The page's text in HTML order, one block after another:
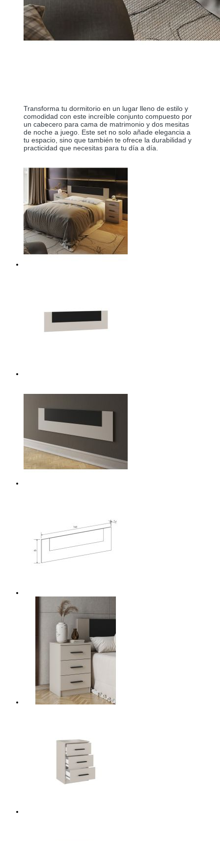
Transforma tu dormitorio en un lugar lleno de estilo y
comodidad con este increíble conjunto compuesto por
un cabecero para cama de matrimonio y dos mesitas
de noche a juego. Este set no solo añade elegancia a
tu espacio, sino que también te ofrece la durabilidad y
practicidad que necesitas para tu día a día.